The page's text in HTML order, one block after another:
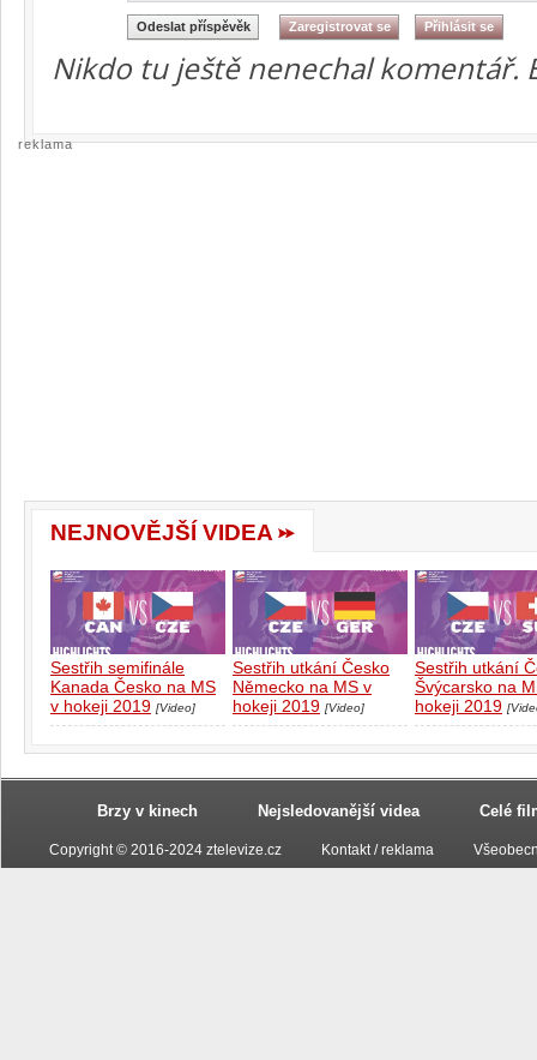
Nikdo tu ještě nenechal komentář.
reklama
NEJNOVĚJŠÍ VIDEA
Sestřih semifinále
Kanada Česko na MS
v hokeji 2019 [Video]
Sestřih utkání Česko
Německo na MS v
hokeji 2019 [Video]
Sestřih utkání
Švýcarsko na
hokeji 2019
Brzy v kinech Nejsledovanější videa Celé
Copyright © 2016-2024 ztelevize.cz Kontakt / reklama